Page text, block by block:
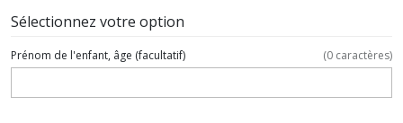
Sélectionnez votre option
Prénom de l'enfant, âge (facultatif) (0 caractères)